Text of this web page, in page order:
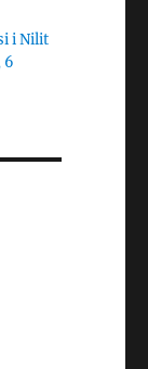
i Nilit
6